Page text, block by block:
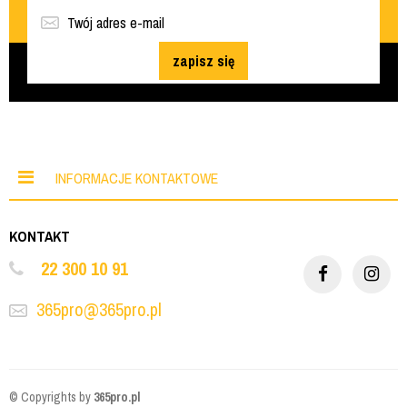
zapisz się
INFORMACJE KONTAKTOWE
KONTAKT
22 300 10 91
365pro@365pro.pl
© Copyrights by 365pro.pl